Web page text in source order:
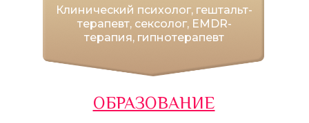
Клинический психолог, гештальт-
терапевт, сексолог, EMDR-
терапия, гипнотерапевт
ОБРАЗОВАНИЕ